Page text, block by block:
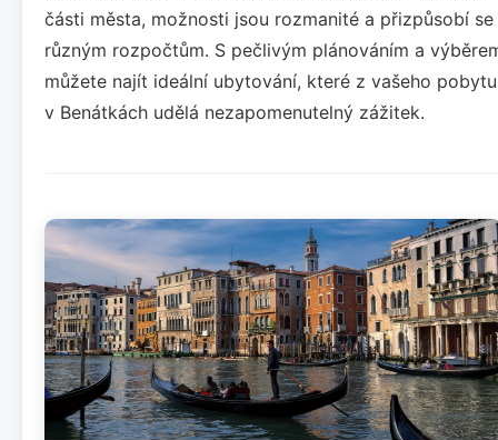
části města, možnosti jsou rozmanité a přizpůsobí se
různým rozpočtům. S pečlivým plánováním a
můžete najít ideální ubytování, které z vašeho pobytu
v Benátkách udělá nezapomenutelný zážitek.